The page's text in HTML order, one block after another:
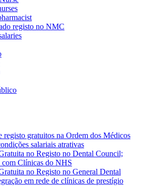
registo no NMC
registo gratuitos na Ordem dos Médicos
salariais atrativas
no Registo no Dental Council;
com Clínicas do NHS
no Registo no General Dental
em rede de clínicas de prestígio